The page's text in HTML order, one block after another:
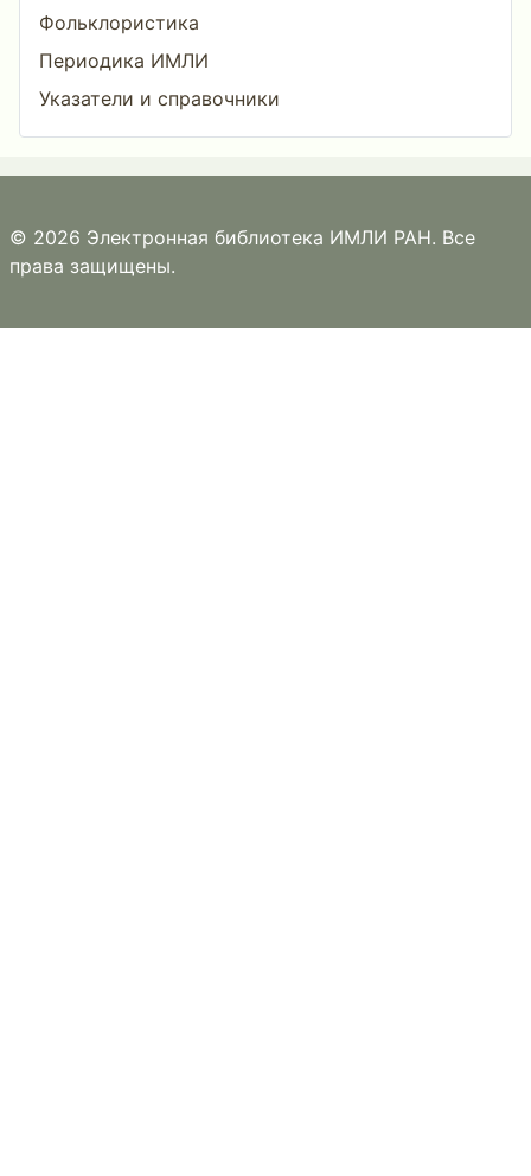
Фольклористика
Периодика ИМЛИ
Указатели и справочники
© 2026 Электронная библиотека ИМЛИ РАН. Все
права защищены.